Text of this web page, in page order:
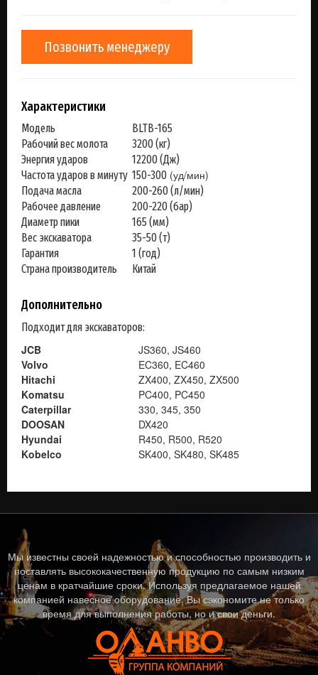
Позвонить менеджеру
Характеристики
Модель
BLTB-165
Рабочий вес молота
3200 (кг)
Энергия ударов
12200 (Дж)
Частота ударов в минуту 150-300 (уд/мин)
Подача масла
200-260 (л/мин)
Рабочее давление
200-220 (бар)
Диаметр пики
165 (мм)
Вес экскаватора
35-50 (т)
Гарантия
1 (год)
Страна производитель
Китай
Дополнительно
Подходит для экскаваторов:
JCB
JS360, JS460
Volvo
EC360, EC460
Hitachi
ZX400, ZX450, ZX500
Komatsu
PC400, PC450
Caterpillar
330, 345, 350
DOOSAN
DX420
Hyundai
R450, R500, R520
Kobelco
SK400, SK480, SK485
Мы известны своей надежностью и способностью производить и
поставлять высококачественную продукцию по самым низким
ценам в кратчайшие сроки. Используя предлагаемое нашей
компанией навесное оборудование, Вы сэкономите не только
время для выполнения работы, но и свои деньги.